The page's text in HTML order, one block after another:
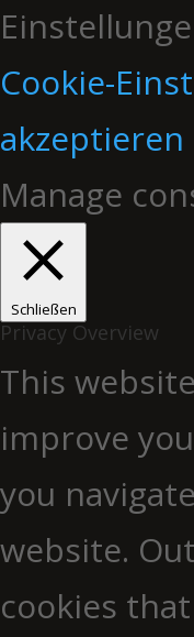
Cookie-
akzeptieren
Manage
Schließen
Privacy Overview
This
improve
you
website.
cookies